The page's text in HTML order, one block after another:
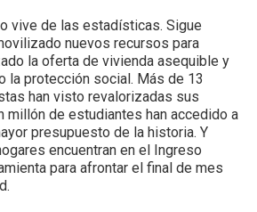
vive de las estadísticas. Sigue
nuevos recursos para
la oferta de vivienda asequible y
la protección social. Más de 13
han visto revalorizadas sus
millón de estudiantes han accedido a
presupuesto de la historia. Y
encuentran en el Ingreso
para afrontar el final de mes